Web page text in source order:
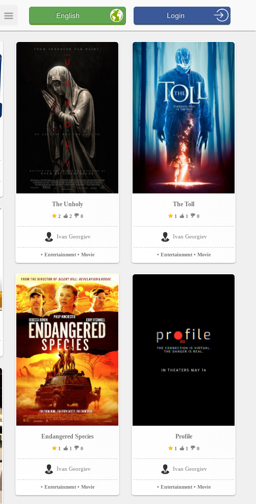
English Login
The Unholy
2 2 0
Ivan Georgiev
• Entertainment • Movie
Endangered Species
1 1 0
Ivan Georgiev
• Entertainment • Movie
The Toll
1 1 0
Ivan Georgiev
• Entertainment • Movie
Profile
1 1 0
Ivan Georgiev
• Entertainment • Movie